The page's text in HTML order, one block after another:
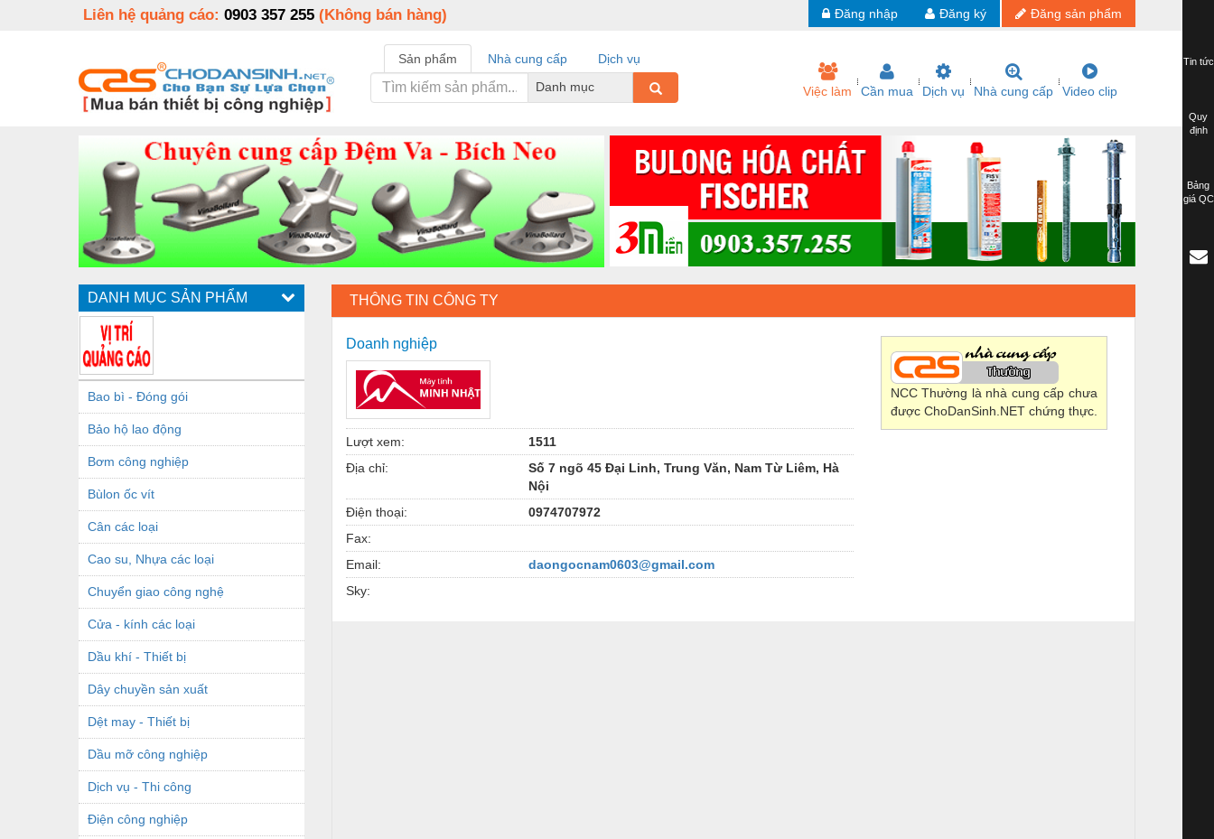
Liên hệ quảng cáo: 0903 357 255 (Không bán hàng) Đăng sản phẩm
Đăng ký
Đăng nhập
Sản phẩm Nhà cung cấp
Dịch vụ
Danh mục
Việc làm Cần mua Dịch vụ Nhà cung cấp Video clip
DANH MỤC SẢN PHẨM
Bao bì - Đóng gói
Bảo hộ lao động
Bơm công nghiệp
Bùlon ốc vít
Cân các loại
Cao su, Nhựa các loại
Chuyển giao công nghệ
Cửa - kính các loại
Dầu khí - Thiết bị
Dây chuyền sản xuất
Dệt may - Thiết bị
Dầu mỡ công nghiệp
Dịch vụ - Thi công
Điện công nghiệp
THÔNG TIN CÔNG TY
Doanh nghiệp
Lượt xem:
1511
Địa chỉ:
Số 7 ngõ 45 Đại Linh, Trung Văn, Nam Từ Liêm, Hà
Nội
Điện thoại:
0974707972
Fax:
Email:
daongocnam0603@gmail.com
Sky:
NCC Thường là nhà cung cấp chưa
được ChoDanSinh.NET chứng thực.
Tin tức
Quy
định
Bảng
giá QC